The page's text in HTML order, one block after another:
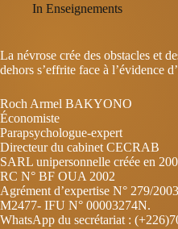
In Enseignements
La névrose crée des obstacles et
dehors s’effrite face à l’évidence
Roch Armel BAKYONO
Économiste
Parapsychologue-expert
Directeur du cabinet CECRAB
SARL unipersonnelle créée en
RC N° BF OUA 2002
Agrément d’expertise N° 279/2003
M2477- IFU N° 00003274N.
WhatsApp du secrétariat :